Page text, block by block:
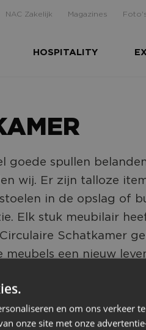
NAC Zakelijk Magazines
HOSPITALITY
goede spullen
wij. Er zijn talloze
in de opslag of
Elk stuk meubilair
Schatkamer
een nieuw
we bij aan een
en om ons verkeer te
onze site met onze